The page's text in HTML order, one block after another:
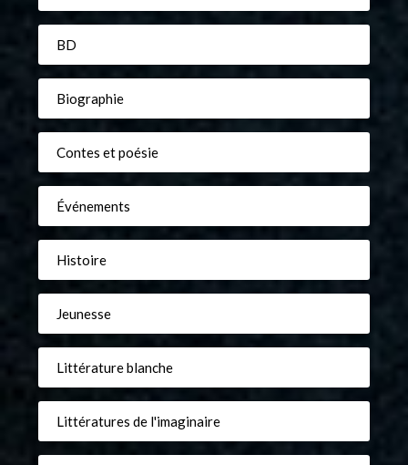
BD
Biographie
Contes et poésie
Événements
Histoire
Jeunesse
Littérature blanche
Littératures de l'imaginaire